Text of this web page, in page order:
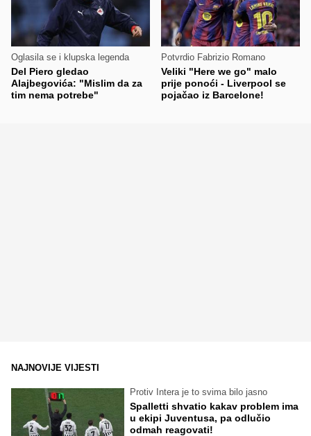
Oglasila se i klupska legenda
Del Piero gledao
Alajbegovića: "Mislim da za
tim nema potrebe"
Potvrdio Fabrizio Romano
Veliki "Here we go" malo
prije ponoći - Liverpool se
pojačao iz Barcelone!
NAJNOVIJE VIJESTI
Protiv Intera je to svima bilo jasno
Spalletti shvatio kakav problem ima
u ekipi Juventusa, pa odlučio
odmah reagovati!